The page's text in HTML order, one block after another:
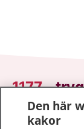
1177–
På 1177.se
Den här
kakor